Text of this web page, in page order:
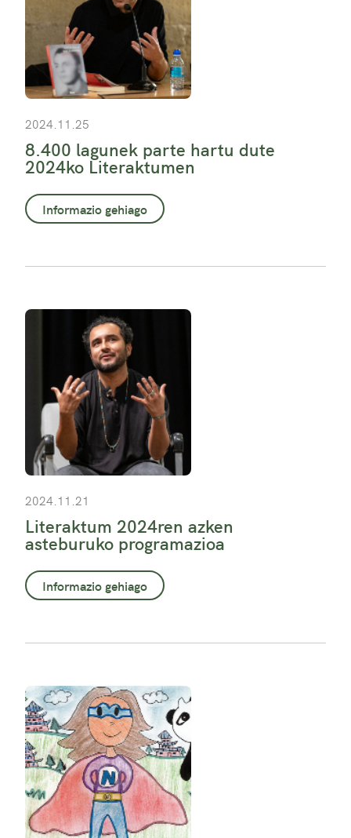
2024.11.25
8.400 lagunek parte hartu dute
2024ko Literaktumen
Informazio gehiago
2024.11.21
Literaktum 2024ren azken
asteburuko programazioa
Informazio gehiago